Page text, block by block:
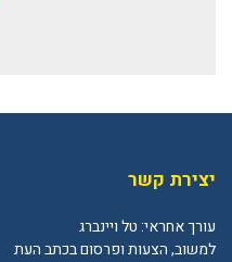
יצירת קשר
עורך אחראי: טל ויינברג
למשוב, הצעות ופרסום בכתב העת